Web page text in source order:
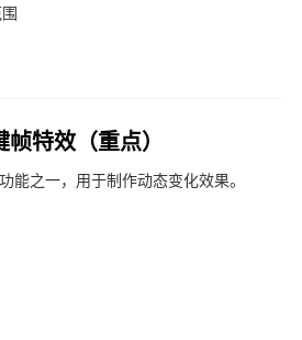
特效（重点）
能之一，用于制作动态变化效果。